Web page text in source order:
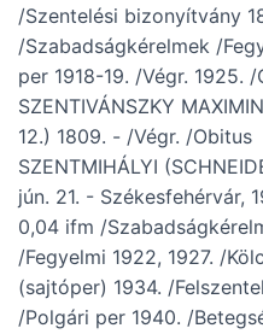
/Szentelési bizonyítvány
/Szabadságkérelmek /
per 1918-19. /Végr. 1925.
SZENTIVÁNSZKY
12.) 1809. - /Végr. /Obitus
SZENTMIHÁLYI
jún. 21. - Székesfehérvár,
0,04 ifm /
/Fegyelmi 1922, 1927. /
(sajtóper) 1934. /
/Polgári per 1940. /